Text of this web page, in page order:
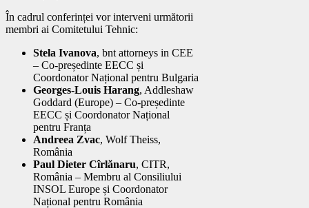
În cadrul conferinței vor interveni următorii
membri ai Comitetului Tehnic:
Stela Ivanova, bnt attorneys in CEE
– Co-președinte EECC și
Coordonator Național pentru Bulgaria
Georges-Louis Harang, Addleshaw
Goddard (Europe) – Co-președinte
EECC și Coordonator Național
pentru Franța
Andreea Zvac, Wolf Theiss,
România
Paul Dieter Cîrlănaru, CITR,
România – Membru al Consiliului
INSOL Europe și Coordonator
Național pentru România